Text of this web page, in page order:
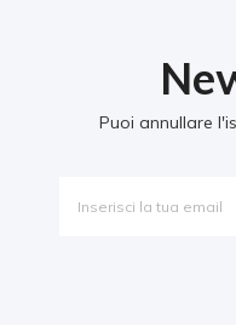
Puoi annullare